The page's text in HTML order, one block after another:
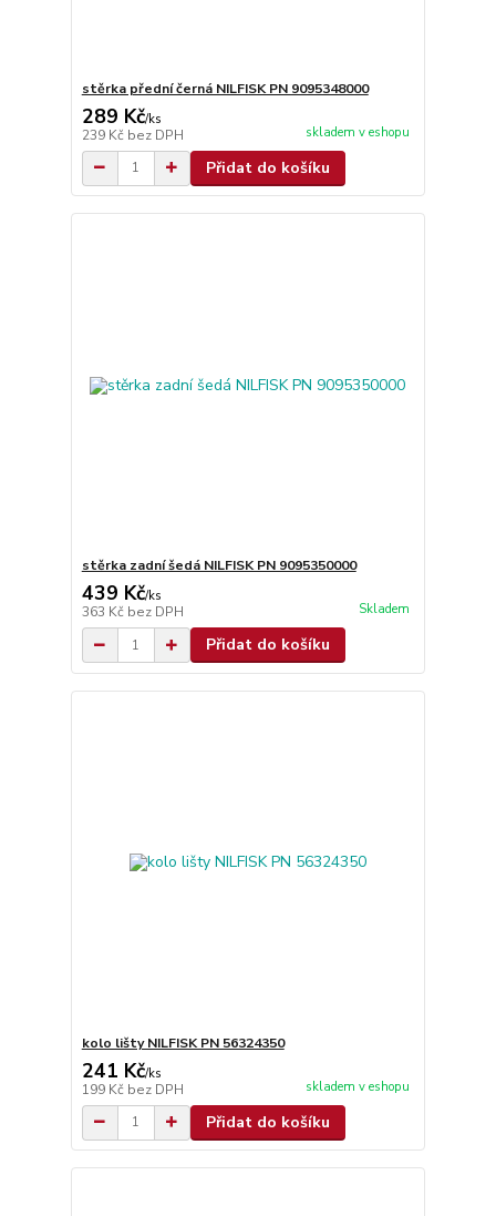
stěrka přední černá NILFISK PN 9095348000
289 Kč/ks
239 Kč bez DPH skladem v eshopu
Přidat do košíku
stěrka zadní šedá NILFISK PN 9095350000
439 Kč/ks
363 Kč bez DPH Skladem
Přidat do košíku
kolo lišty NILFISK PN 56324350
241 Kč/ks
199 Kč bez DPH skladem v eshopu
Přidat do košíku